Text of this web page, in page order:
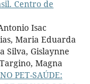
Centro de
Isac
Maria Eduarda
Silva, Gislaynne
Magna
PET-SAÚDE: